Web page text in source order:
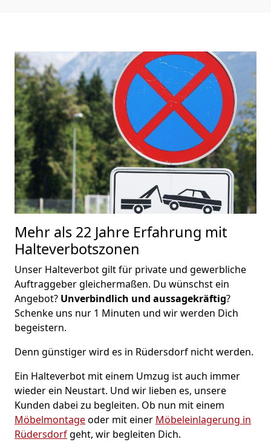
Mehr als 22 Jahre Erfahrung mit
Halteverbotszonen
Unser Halteverbot gilt für private und gewerbliche
Auftraggeber gleichermaßen. Du wünschst ein
Angebot? Unverbindlich und aussagekräftig?
Schenke uns nur 1 Minuten und wir werden Dich
begeistern.
Denn günstiger wird es in Rüdersdorf nicht werden.
Ein Halteverbot mit einem Umzug ist auch immer
wieder ein Neustart. Und wir lieben es, unsere
Kunden dabei zu begleiten. Ob nun mit einem
Möbelmontageoder mit einer Möbeleinlagerung in
Rüdersdorfgeht, wir begleiten Dich.